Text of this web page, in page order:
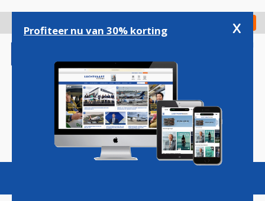
gaan
Check in
Magazine Podcasts Vacatures
Profiteer nu van 30% korting x